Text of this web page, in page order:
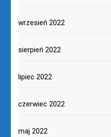
wrzesień 2022
sierpień 2022
lipiec 2022
czerwiec 2022
maj 2022